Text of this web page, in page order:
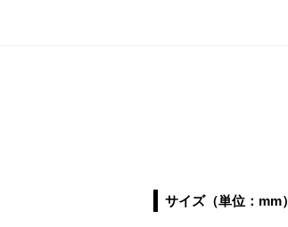
サイズ（単位：mm）